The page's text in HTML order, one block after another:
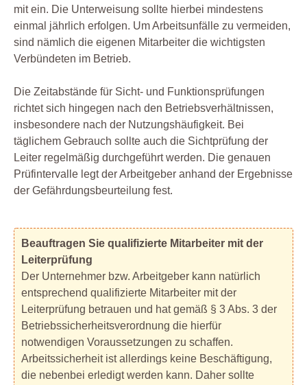
mit ein. Die Unterweisung sollte hierbei mindestens
einmal jährlich erfolgen. Um Arbeitsunfälle zu vermeiden,
sind nämlich die eigenen Mitarbeiter die wichtigsten
Verbündeten im Betrieb.
Die Zeitabstände für Sicht- und Funktionsprüfungen
richtet sich hingegen nach den Betriebsverhältnissen,
insbesondere nach der Nutzungshäufigkeit. Bei
täglichem Gebrauch sollte auch die Sichtprüfung der
Leiter regelmäßig durchgeführt werden. Die genauen
Prüfintervalle legt der Arbeitgeber anhand der Ergebnisse
der Gefährdungsbeurteilung fest.
Beauftragen Sie qualifizierte Mitarbeiter mit der
Leiterprüfung
Der Unternehmer bzw. Arbeitgeber kann natürlich
entsprechend qualifizierte Mitarbeiter mit der
Leiterprüfung betrauen und hat gemäß § 3 Abs. 3 der
Betriebssicherheitsverordnung die hierfür
notwendigen Voraussetzungen zu schaffen.
Arbeitssicherheit ist allerdings keine Beschäftigung,
die nebenbei erledigt werden kann. Daher sollte